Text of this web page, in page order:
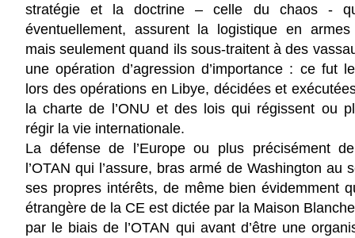
stratégie et la doctrine –celle du chaos-
éventuellement, assurent la logistique en
mais seulement quand ils sous-traitent à des
une opération d’agression d’importance : ce fut
lors des opérations en Libye, décidées et
la charte de l’ONU et des lois qui régissent ou
régir la vie internationale.
La défense de l’Europe ou plus précisément
l’OTAN qui l’assure, bras armé de Washington au
ses propres intérêts, de même bien évidemment
étrangère de la CE est dictée par la Maison
par le biais de l’OTAN qui avant d’être une